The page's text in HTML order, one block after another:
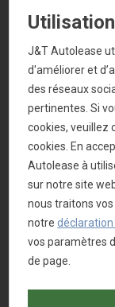
J&T Autolease
d'améliorer et
des réseaux
pertinentes. Si
cookies, veuillez
cookies. En
Autolease à
sur notre site
nous traitons
notre
vos paramètres
de page.